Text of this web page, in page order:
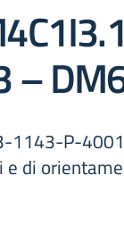
–
1143-P-
di